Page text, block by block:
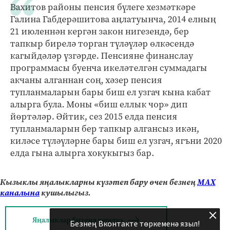
Вахитов районы пенсия бүлеге хезмәткәре
Галина Габдерәшитова аңлатуынча, 2014 елның
21 июленнән кергән закон нигезендә, бер
тапкыр бирелә торган түләүләр өлкәсендә
кагыйдәләр үзгәрде. Пенсияне финанслау
программасы буенча икеләтелгән суммадагы
акчаны алганнан соң, хәзер пенсия
тупланмаларын бары биш ел узгач кына кабат
алырга була. Моны «биш еллык чор» дип
йөртәләр. Әйтик, сез 2015 елда пенсия
тупланмаларын бер тапкыр алгансыз икән,
киләсе түләүләрне бары биш ел узгач, ягъни 2020
елда гына алырга хокукыгыз бар.
Кызыклы яңалыкларны күзәтеп бару өчен безнеңМАХ
каналынакушылыгыз.
Яңалыклар битенә керегез
Безнең Вконтакте төркеменә языл!